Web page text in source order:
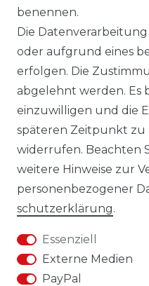
14 Tage
Impressum
benennen.
Die
oder aufgrund eines
erfolgen. Die
abgelehnt werden. Es
einzuwilligen und die
späteren Zeitpunkt zu
widerrufen. Beachten
weitere Hinweise zur
personenbezogener
schutz­erklärung.
Essenziell
Externe Medien
PayPal